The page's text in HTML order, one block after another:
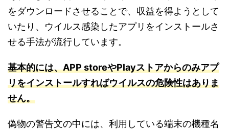
をダウンロードさせることで、収益を得ようとして
いたり、ウイルス感染したアプリをインストールさ
せる手法が流行しています。
基本的には、APP storeやPlayストアからのみアプ
リをインストールすればウイルスの危険性はありま
せん。
偽物の警告文の中には、利用している端末の機種名